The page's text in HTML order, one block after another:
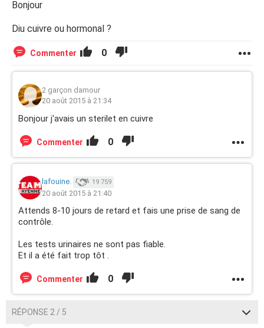
Bonjour
Diu cuivre ou hormonal ?
Commenter 0
2 garçon damour
20 août 2015 à 21:34
Bonjour j'avais un sterilet en cuivre
Commenter 0
lafouine. 19 759
20 août 2015 à 21:40
Attends 8-10 jours de retard et fais une prise de sang de
contrôle.
Les tests urinaires ne sont pas fiable.
Et il a été fait trop tôt .
Commenter 0
RÉPONSE 2 / 5